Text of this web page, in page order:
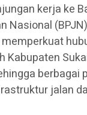
kerja ke
Nasional
Kabupaten
berbagai
jalan